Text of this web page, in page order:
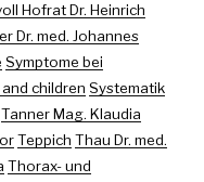
Hofrat Dr. Heinrich
Dr. med. Johannes
Symptome bei
children Systematik
Tanner Mag. Klaudia
Teppich Thau Dr. med.
Thorax- und